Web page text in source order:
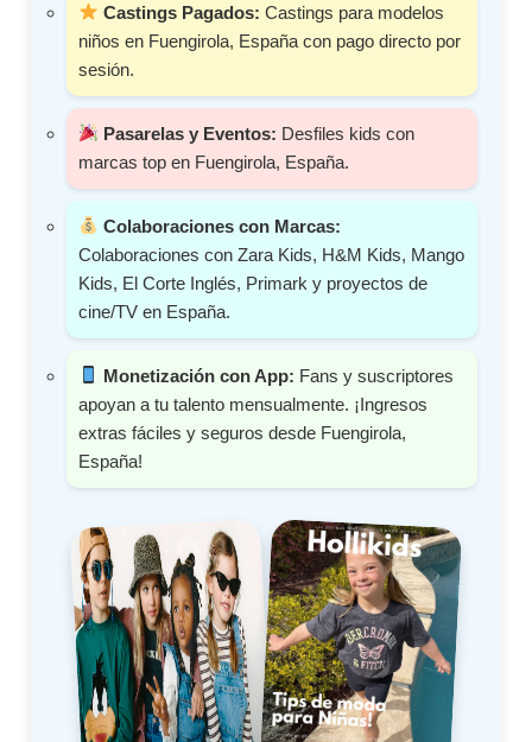
Castings Pagados: Castings para modelos
niños en Fuengirola, España con pago directo por
sesión.
Pasarelas y Eventos: Desfiles kids con
marcas top en Fuengirola, España.
Colaboraciones con Marcas:
Colaboraciones con Zara Kids, H&M Kids, Mango
Kids, El Corte Inglés, Primark y proyectos de
cine/TV en España.
Monetización con App: Fans y suscriptores
apoyan a tu talento mensualmente. ¡Ingresos
extras fáciles y seguros desde Fuengirola,
España!